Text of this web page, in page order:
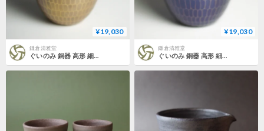
¥19,030
鎌倉清雅堂
ぐいのみ 銅器 高形 細鎚目 金茶色 内錫 手作り 酒器【日本酒】【【プレゼント】【御祝記念品】【逸品ギフト】 冷酒 盃 工芸品 鍛造 おしゃれ 日本製
¥19,030
鎌倉清雅堂
ぐいのみ 銅器 高形 細鎚目 青藍色 内錫 手作り 酒器【日本酒】】【プレゼント】【御祝記念品】【逸品ギフト】 冷酒 盃 工芸品 鍛造 おしゃれ 日本製